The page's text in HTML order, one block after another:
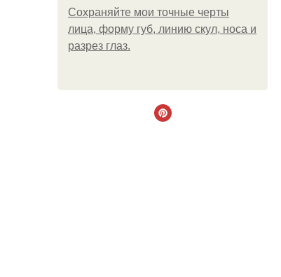
Сохраняйте мои точные черты
лица, форму губ, линию скул, носа и
разрез глаз.